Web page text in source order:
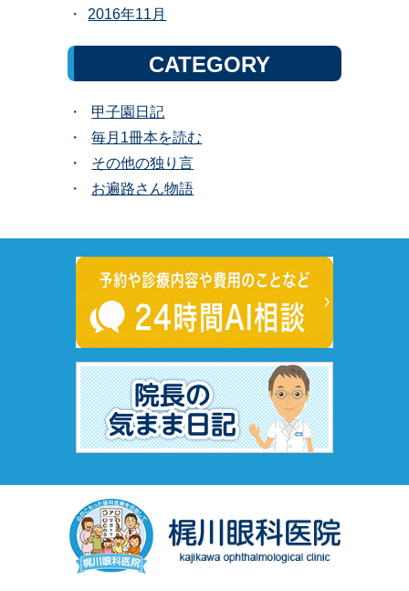
2016年11月
CATEGORY
甲子園日記
毎月1冊本を読む
その他の独り言
お遍路さん物語